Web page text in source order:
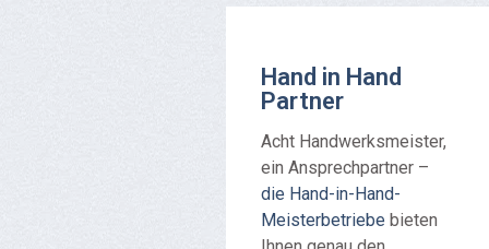
Hand in Hand
Partner
Acht Handwerksmeister,
ein Ansprechpartner –
die Hand-in-Hand-
Meisterbetriebe bieten